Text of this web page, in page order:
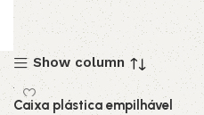
Show column
Caixa plástica empilhável